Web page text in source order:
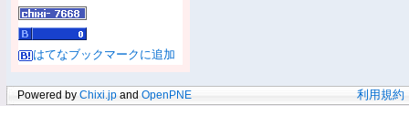
はてなブックマークに追加
Powered by Chixi.jp and OpenPNE 利用規約